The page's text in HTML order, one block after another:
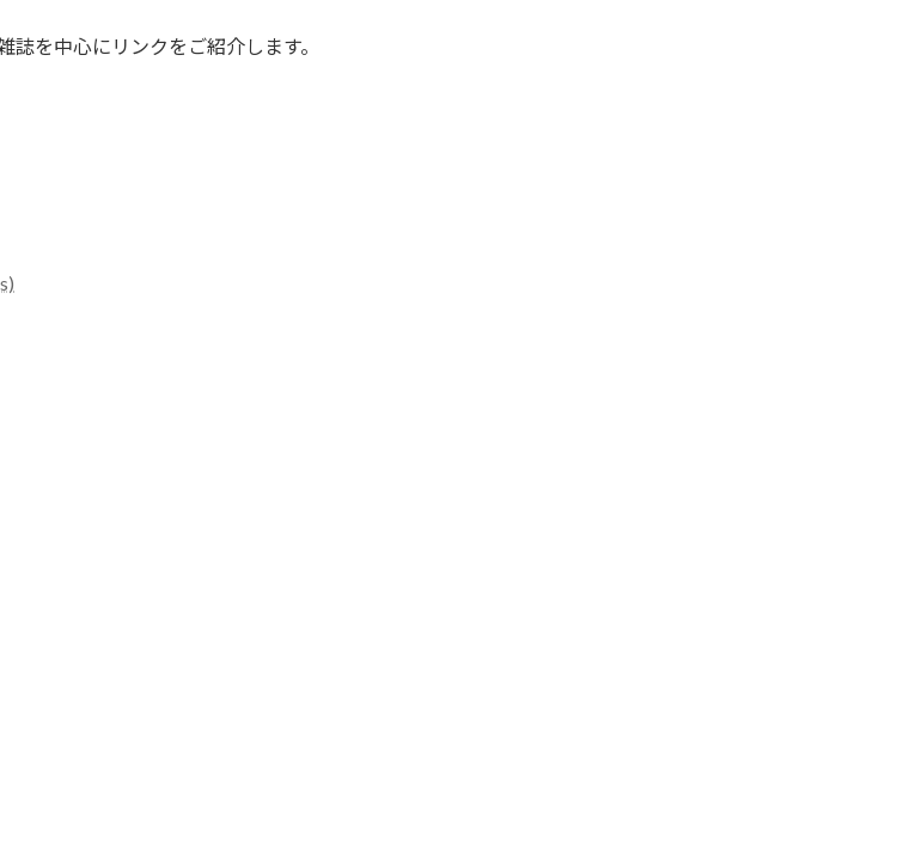
誌を中心にリンクをご紹介します。